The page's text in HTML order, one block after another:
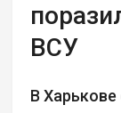
ВСУ
В